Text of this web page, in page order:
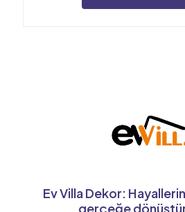
Ev Villa Dekor:
gerçeğe